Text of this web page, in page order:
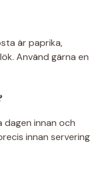
är paprika,
Använd gärna en
dagen innan och
innan servering